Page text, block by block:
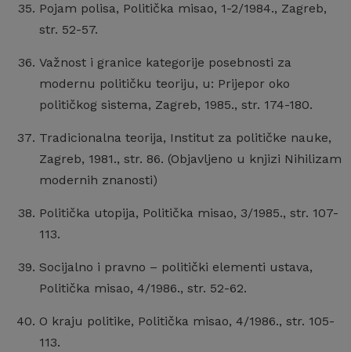
Pojam polisa, Politička misao, 1-2/1984., Zagreb,
str. 52-57.
Važnost i granice kategorije posebnosti za
modernu političku teoriju, u: Prijepor oko
političkog sistema, Zagreb, 1985., str. 174-180.
Tradicionalna teorija, Institut za političke nauke,
Zagreb, 1981., str. 86. (Objavljeno u knjizi Nihilizam
modernih znanosti)
Politička utopija, Politička misao, 3/1985., str. 107-
113.
Socijalno i pravno – politički elementi ustava,
Politička misao, 4/1986., str. 52-62.
O kraju politike, Politička misao, 4/1986., str. 105-
113.